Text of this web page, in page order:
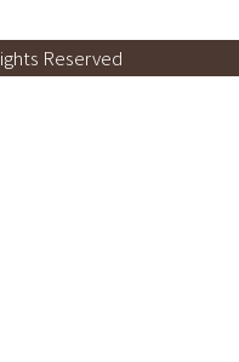
Reserved